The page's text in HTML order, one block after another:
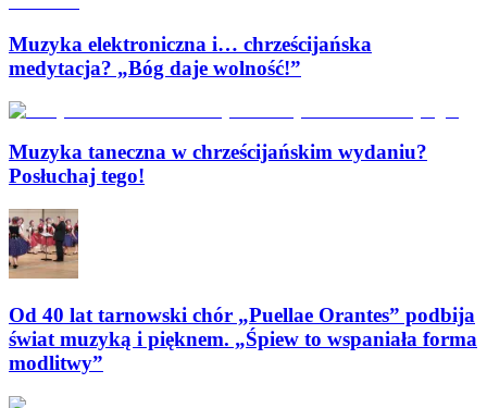
Muzyka elektroniczna i… chrześcijańska
medytacja? „Bóg daje wolność!”
Muzyka taneczna w chrześcijańskim wydaniu?
Posłuchaj tego!
Od 40 lat tarnowski chór „Puellae Orantes” podbija
świat muzyką i pięknem. „Śpiew to wspaniała forma
modlitwy”